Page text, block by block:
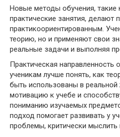
Новые методы обучения, такие
практические занятия, делают
практикоориентированным.
теорию, но и применяют свои
реальные задачи и выполняя
Практическая направленность
ученикам лучше понять, как
быть использованы в
мотивацию к учебе и
пониманию изучаемых
подход помогает развивать у
проблемы, критически мыслить